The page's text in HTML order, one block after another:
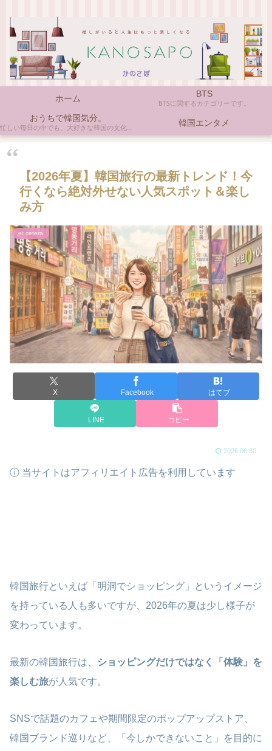
ホーム BTS
BTSに関するカテゴリーです。
おうちで韓国気分。
忙しい毎日の中でも、大好きな韓国の文化やアイテムに触れると心がほっとしますよね。ここでは、自宅で手軽に楽しめる韓国の美味しいもの、お気に入りのコスメ、そして推し活の楽しみ方など、「おうちにいながら韓国気分」に触れられるヒントを私らしくお届けします。 韓国エンタメ
【2026年夏】韓国旅行の最新トレンド！今
行くなら絶対外せない人気スポット＆楽し
み方
et cetera
X Facebook はてブ
LINE コピー
2026.06.30
ⓘ 当サイトはアフィリエイト広告を利用しています
韓国旅行といえば「明洞でショッピング」というイメージ
を持っている人も多いですが、2026年の夏は少し様子が
変わっています。
最新の韓国旅行は、
ショッピングだけではなく「体験」を
楽しむ旅が人気です。
SNSで話題のカフェや期間限定のポップアップストア、
韓国ブランド巡りなど、「今しかできないこと」を目的に